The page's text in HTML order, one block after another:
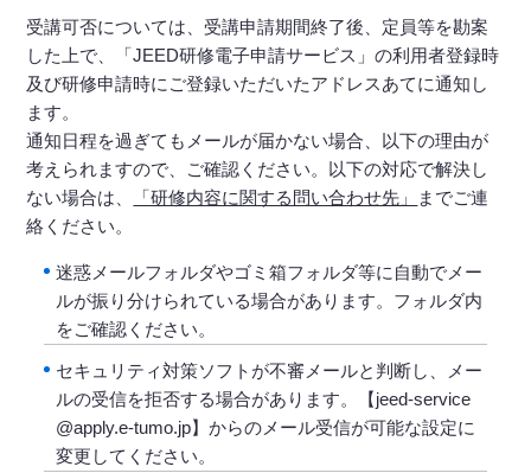
受講可否については、受講申請期間終了後、定員等を勘案
した上で、「JEED研修電子申請サービス」の利用者登録時
及び研修申請時にご登録いただいたアドレスあてに通知し
ます。
通知日程を過ぎてもメールが届かない場合、以下の理由が
考えられますので、ご確認ください。以下の対応で解決し
ない場合は、
「研修内容に関する問い合わせ先」
までご連
絡ください。
迷惑メールフォルダやゴミ箱フォルダ等に自動でメー
ルが振り分けられている場合があります。フォルダ内
をご確認ください。
セキュリティ対策ソフトが不審メールと判断し、メー
ルの受信を拒否する場合があります。【jeed-service
@apply.e-tumo.jp】からのメール受信が可能な設定に
変更してください。